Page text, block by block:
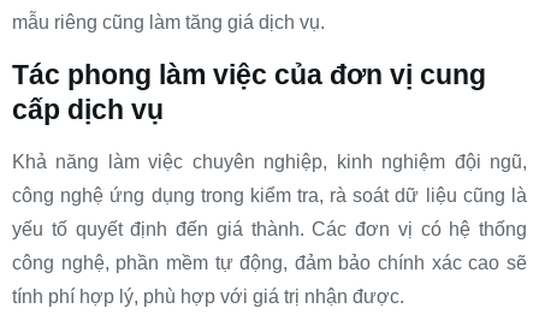
mẫu riêng cũng làm tăng giá dịch vụ.
Tác phong làm việc của đơn vị cung
cấp dịch vụ
Khả năng làm việc chuyên nghiệp, kinh nghiệm đội ngũ,
công nghệ ứng dụng trong kiểm tra, rà soát dữ liệu cũng là
yếu tố quyết định đến giá thành. Các đơn vị có hệ thống
công nghệ, phần mềm tự động, đảm bảo chính xác cao sẽ
tính phí hợp lý, phù hợp với giá trị nhận được.